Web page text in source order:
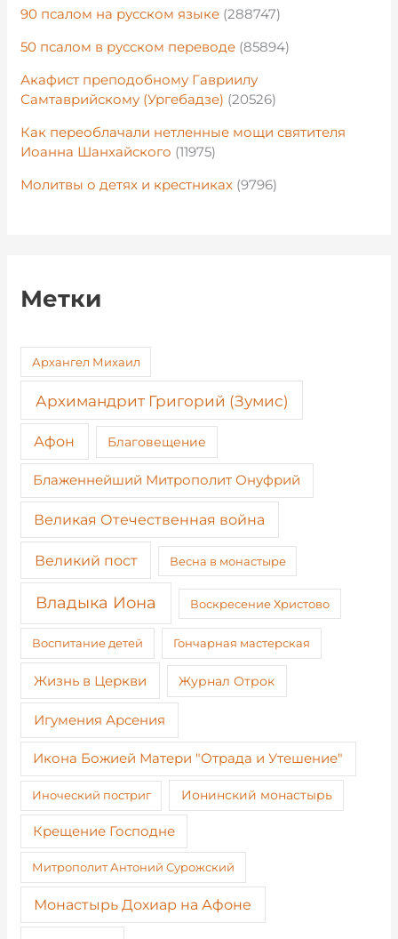
90 псалом на русском языке (288747)
50 псалом в русском переводе (85894)
Акафист преподобному Гавриилу
Самтаврийскому (Ургебадзе) (20526)
Как переоблачали нетленные мощи святителя
Иоанна Шанхайского (11975)
Молитвы о детях и крестниках (9796)
Метки
Архангел Михаил
Архимандрит Григорий (Зумис)
Афон Благовещение
Блаженнейший Митрополит Онуфрий
Великая Отечественная война
Великий пост Весна в монастыре
Владыка Иона Воскресение Христово
Воспитание детей Гончарная мастерская
Жизнь в Церкви Журнал Отрок
Игумения Арсения
Икона Божией Матери "Отрада и Утешение"
Иноческий постриг Ионинский монастырь
Крещение Господне
Митрополит Антоний Сурожский
Монастырь Дохиар на Афоне